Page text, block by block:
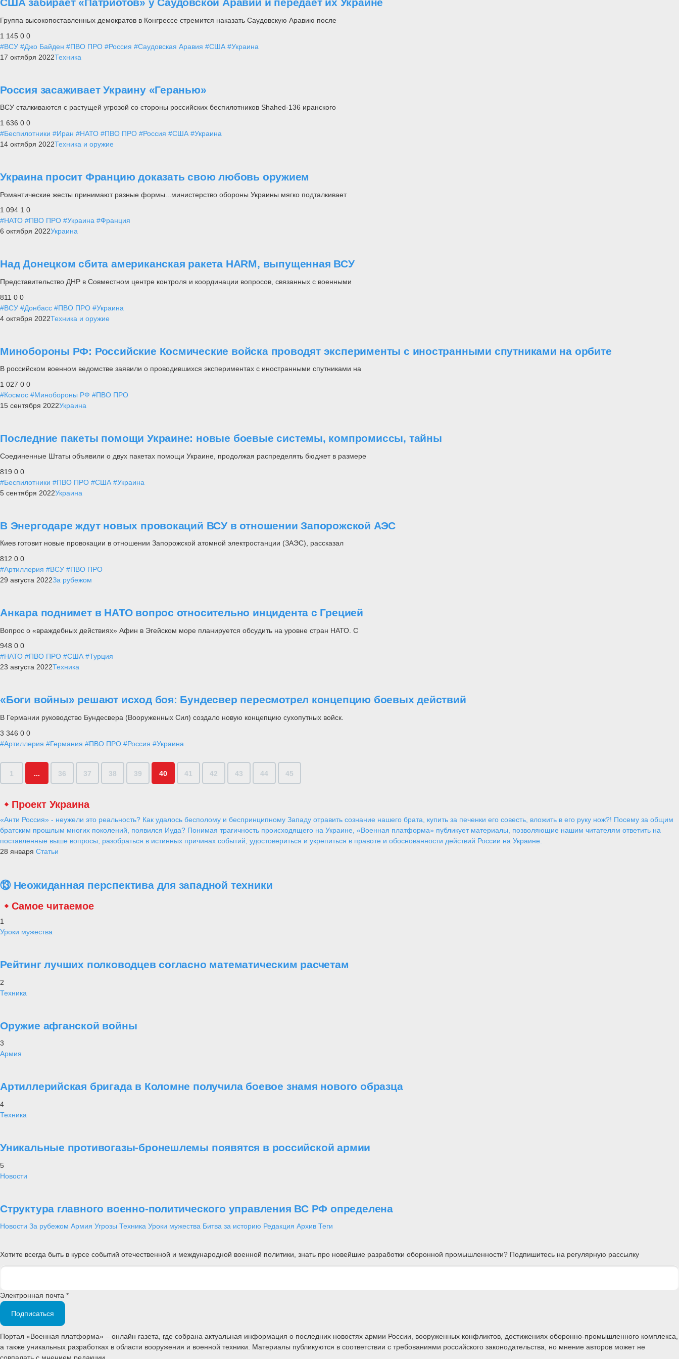
США забирает «Патриотов» у Саудовской Аравии и передает их Украине
Группа высокопоставленных демократов в Конгрессе стремится наказать Саудовскую Аравию после
1 145 0 0
#ВСУ #Джо Байден #ПВО ПРО #Россия #Саудовская Аравия #США #Украина
17 октября 2022Техника
Россия засаживает Украину «Геранью»
ВСУ сталкиваются с растущей угрозой со стороны российских беспилотников Shahed-136 иранского
1 636 0 0
#Беспилотники #Иран #НАТО #ПВО ПРО #Россия #США #Украина
14 октября 2022Техника и оружие
Украина просит Францию доказать свою любовь оружием
Романтические жесты принимают разные формы...министерство обороны Украины мягко подталкивает
1 094 1 0
#НАТО #ПВО ПРО #Украина #Франция
6 октября 2022Украина
Над Донецком сбита американская ракета HARM, выпущенная ВСУ
Представительство ДНР в Совместном центре контроля и координации вопросов, связанных с военными
811 0 0
#ВСУ #Донбасс #ПВО ПРО #Украина
4 октября 2022Техника и оружие
Минобороны РФ: Российские Космические войска проводят эксперименты с иностранными спутниками на орбите
В российском военном ведомстве заявили о проводившихся экспериментах с иностранными спутниками на
1 027 0 0
#Космос #Минобороны РФ #ПВО ПРО
15 сентября 2022Украина
Последние пакеты помощи Украине: новые боевые системы, компромиссы, тайны
Соединенные Штаты объявили о двух пакетах помощи Украине, продолжая распределять бюджет в размере
819 0 0
#Беспилотники #ПВО ПРО #США #Украина
5 сентября 2022Украина
В Энергодаре ждут новых провокаций ВСУ в отношении Запорожской АЭС
Киев готовит новые провокации в отношении Запорожской атомной электростанции (ЗАЭС), рассказал
812 0 0
#Артиллерия #ВСУ #ПВО ПРО
29 августа 2022За рубежом
Анкара поднимет в НАТО вопрос относительно инцидента с Грецией
Вопрос о «враждебных действиях» Афин в Эгейском море планируется обсудить на уровне стран НАТО. С
948 0 0
#НАТО #ПВО ПРО #США #Турция
23 августа 2022Техника
«Боги войны» решают исход боя: Бундесвер пересмотрел концепцию боевых действий
В Германии руководство Бундесвера (Вооруженных Сил) создало новую концепцию сухопутных войск.
3 346 0 0
#Артиллерия #Германия #ПВО ПРО #Россия #Украина
1 ... 36 37 38 39 40 41 42 43 44 45
Проект Украина
«Анти Россия» - неужели это реальность? Как удалось бесполому и беспринципному Западу отравить сознание нашего брата, купить за печенки его совесть, вложить в его руку нож?! Посему за общим
братским прошлым многих поколений, появился Иуда? Понимая трагичность происходящего на Украине, «Военная платформа» публикует материалы, позволяющие нашим читателям ответить на
поставленные выше вопросы, разобраться в истинных причинах событий, удостовериться и укрепиться в правоте и обоснованности действий России на Украине.
28 января Статьи
⑬ Неожиданная перспектива для западной техники
Самое читаемое
1
Уроки мужества
Рейтинг лучших полководцев согласно математическим расчетам
2
Техника
Оружие афганской войны
3
Армия
Артиллерийская бригада в Коломне получила боевое знамя нового образца
4
Техника
Уникальные противогазы-бронешлемы появятся в российской армии
5
Новости
Структура главного военно-политического управления ВС РФ определена
Новости За рубежом Армия Угрозы Техника Уроки мужества Битва за историю Редакция Архив Теги
Хотите всегда быть в курсе событий отечественной и международной военной политики, знать про новейшие разработки оборонной промышленности? Подпишитесь на регулярную рассылку
Электронная почта *
Подписаться
Портал «Военная платформа» – онлайн газета, где собрана актуальная информация о последних новостях армии России, вооруженных конфликтов, достижениях оборонно-промышленного комплекса,
а также уникальных разработках в области вооружения и военной техники. Материалы публикуются в соответствии с требованиями российского законодательства, но мнение авторов может не
совпадать с мнением редакции.